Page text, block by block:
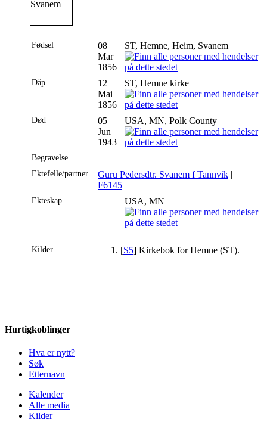
Fødsel
08
Mar
1856
ST, Hemne, Heim, Svanem
Dåp
12
Mai
1856
ST, Hemne kirke
Død
05
Jun
1943
USA, MN, Polk County
Begravelse
Ektefelle/partner
Guru Pedersdtr. Svanem f Tannvik |
F6145
Ekteskap USA, MN
Kilder [S5] Kirkebok for Hemne (ST).
Hurtigkoblinger
Hva er nytt?
Søk
Etternavn
Kalender
Alle media
Kilder